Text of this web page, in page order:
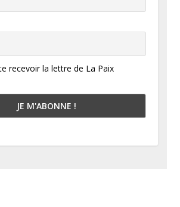
recevoir la lettre de La Paix